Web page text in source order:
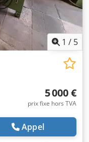
1 / 5
5 000 €
prix fixe hors TVA
Appel